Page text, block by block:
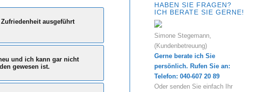
ausgeführt
und ich kann gar nicht
gewesen ist.
HABEN SIE FRAGEN?
ICH BERATE SIE GERNE!
Simone Stegemann,
(Kundenbetreuung)
Gerne berate ich Sie
persönlich. Rufen Sie an:
Telefon: 040-607 20 89
Oder senden Sie einfach Ihr